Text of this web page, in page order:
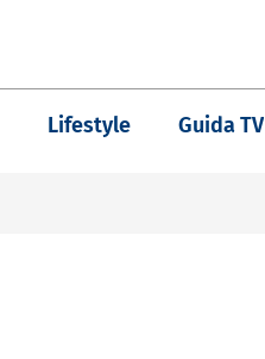
Lifestyle Guida TV